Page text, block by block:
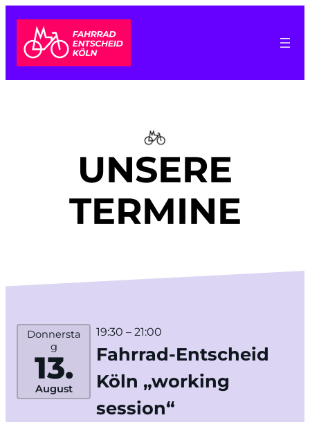
Zum
Inhalt
springen
UNSERE
TERMINE
Donnersta
g
13.
August
19:30 – 21:00
Fahrrad-Entscheid
Köln „working
session“